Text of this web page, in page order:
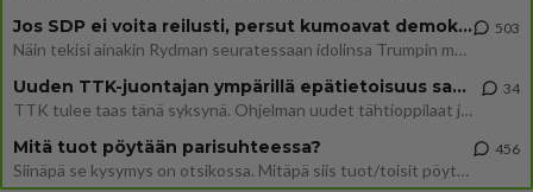
Jos SDP ei voita reilusti, persut kumoavat demokratian Suomesta
Näin tekisi ainakin Rydman seuratessaan idolinsa Trumpin mallia https://www.is.fi/politiikka/art-2000012187244.html
503
Uuden TTK-juontajan ympärillä epätietoisuus sakenee - Nyt MTV hämmentää soppaa
TTK tulee taas tänä syksynä. Ohjelman uudet tähtioppilaat julkistetaan torstaina 6. elokuuta klo 14 alkavassa lehdistö
34
Mitä tuot pöytään parisuhteessa?
Siinäpä se kysymys on otsikossa. Mitäpä siis tuot/toisit pöytään parisuhteessa? Oletko mies vai nainen? Koetko sen mitä
456